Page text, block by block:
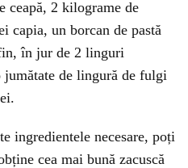
ceapă, 2 kilograme de
capia, un borcan de pastă
în jur de 2 linguri
jumătate de lingură de fulgi
ingredientele necesare, poți
cea mai bună zacuscă